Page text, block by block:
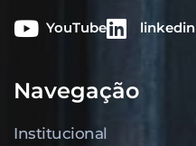
YouTube linkedin
Navegação
Institucional